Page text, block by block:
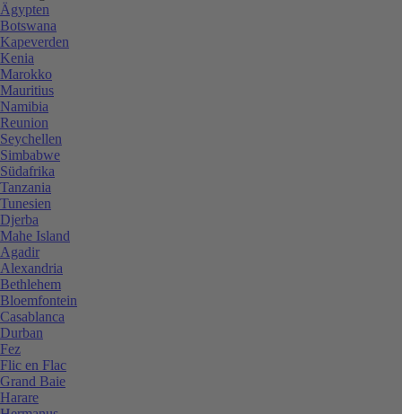
Ägypten
Botswana
Kapeverden
Kenia
Marokko
Mauritius
Namibia
Reunion
Seychellen
Simbabwe
Südafrika
Tanzania
Tunesien
Djerba
Mahe Island
Agadir
Alexandria
Bethlehem
Bloemfontein
Casablanca
Durban
Fez
Flic en Flac
Grand Baie
Harare